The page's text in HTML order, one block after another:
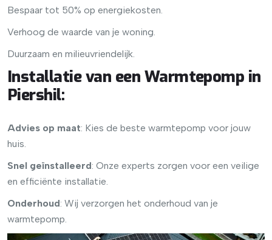
Bespaar tot 50% op energiekosten.
Verhoog de waarde van je woning.
Duurzaam en milieuvriendelijk.
Installatie van een Warmtepomp in
Piershil:
Advies op maat: Kies de beste warmtepomp voor jouw
huis.
Snel geïnstalleerd: Onze experts zorgen voor een veilige
en efficiënte installatie.
Onderhoud: Wij verzorgen het onderhoud van je
warmtepomp.